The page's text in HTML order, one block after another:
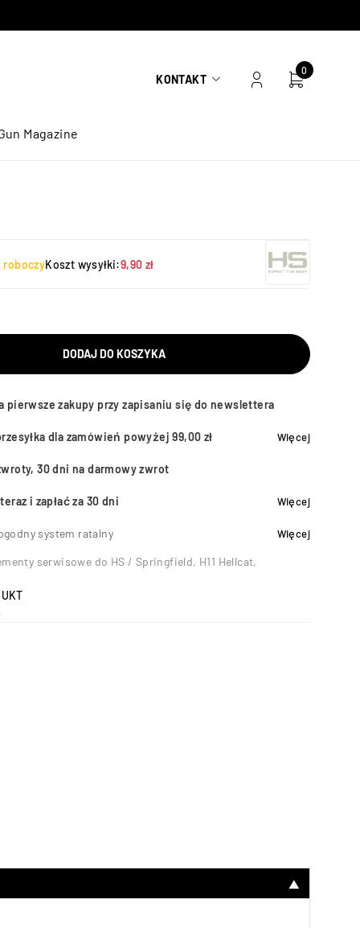
KONTAKT
0
Magazine
roboczyKoszt wysyłki:9,90 zł
DODAJ DO KOSZYKA
pierwsze zakupy przy zapisaniu się do newslettera
dla zamówień powyżej 99,00 zł Więcej
30 dni na darmowy zwrot
i zapłać za 30 dni Więcej
system ratalny Więcej
serwisowe do HS / Springfield, H11 Hellcat,
▼